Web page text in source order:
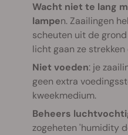
Wacht niet te lang
lampen. Zaailingen
scheuten uit de
licht gaan ze strekken
Niet voeden: je
geen extra
kweekmedium.
Beheers
zogeheten 'humidity